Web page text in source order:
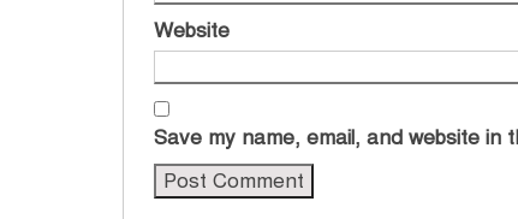
Website
Save my name, email, and website in